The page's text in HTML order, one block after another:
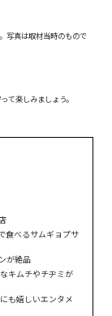
写真は取材当時のもので
て楽しみましょう。
食べるサムギョプサ
が絶品
キムチやチヂミが
も嬉しいエンタメ